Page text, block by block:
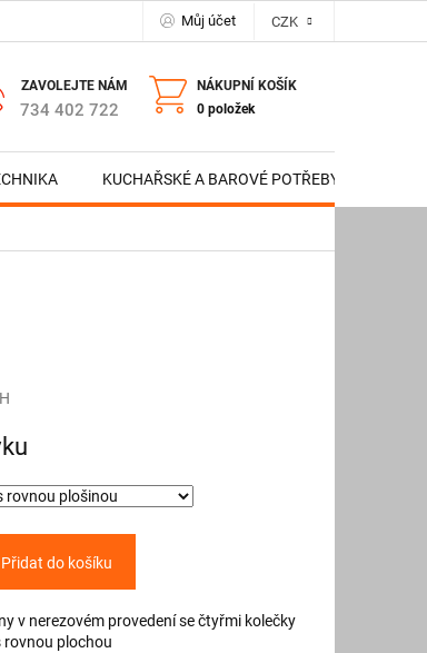
Můj účet CZK
734 402 722
NÁKUPNÍ KOŠÍK
0 položek
KUCHAŘSKÉ A BAROVÉ POTŘEBY
Přidat do košíku
v nerezovém provedení se čtyřmi kolečky
rovnou plochou